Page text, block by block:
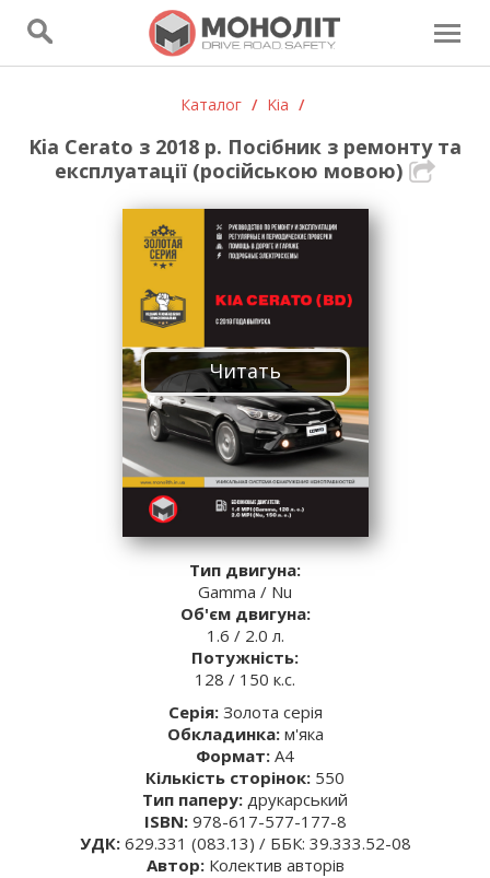
Каталог / Kia /
Kia Cerato з 2018 р. Посібник з ремонту та
експлуатації (російською мовою)
Читать
Тип двигуна:
Gamma / Nu
Об'єм двигуна:
1.6 / 2.0 л.
Потужність:
128 / 150 к.с.
Серія:Золота серія
Обкладинка:м'яка
Формат: A4
Кількість сторінок: 550
Тип паперу: друкарський
ISBN:978-617-577-177-8
УДК:629.331 (083.13) / ББК: 39.333.52-08
Автор:Колектив авторів